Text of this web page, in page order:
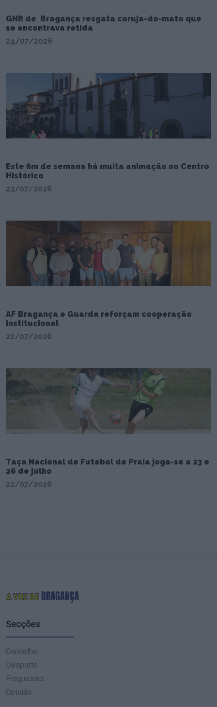
GNR de Bragança resgata coruja-do-mato que
se encontrava retida
24/07/2026
Este fim de semana há muita animação no Centro
Histórico
23/07/2026
AF Bragança e Guarda reforçam cooperação
institucional
22/07/2026
Taça Nacional de Futebol de Praia joga-se a 23 e
26 de julho
22/07/2026
Secções
Concelho
Desporto
Freguesias
Opinião